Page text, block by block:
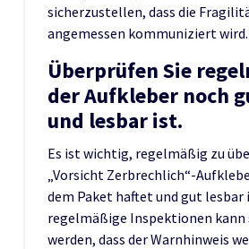
sicherzustellen, dass die
angemessen kommuniziert wird.
Überprüfen Sie
der Aufkleber noch
und lesbar ist.
Es ist wichtig, regelmäßig zu
„Vorsicht Zerbrechlich“-
dem Paket haftet und gut lesbar
regelmäßige Inspektionen
werden, dass der Warnhinweis